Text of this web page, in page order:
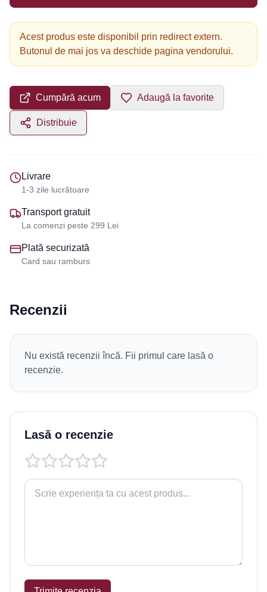
Acest produs este disponibil prin redirect extern.
Butonul de mai jos va deschide pagina vendorului.
Cumpără acum Adaugă la favorite
Distribuie
Livrare
1-3 zile lucrătoare
Transport gratuit
La comenzi peste 299 Lei
Plată securizată
Card sau ramburs
Recenzii
Nu există recenzii încă. Fii primul care lasă o
recenzie.
Lasă o recenzie